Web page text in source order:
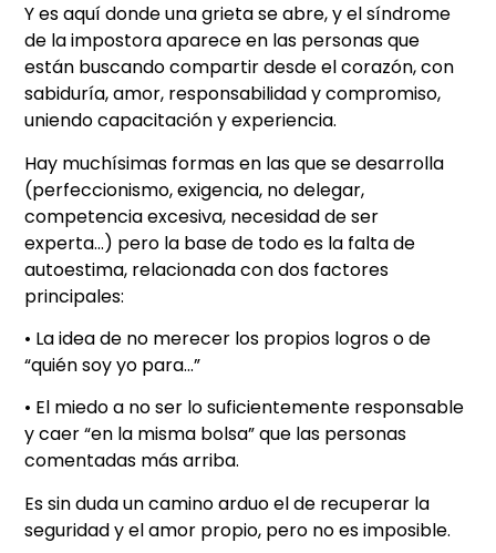
Y es aquí donde una grieta se abre, y el síndrome
de la impostora aparece en las personas que
están buscando compartir desde el corazón, con
sabiduría, amor, responsabilidad y compromiso,
uniendo capacitación y experiencia.
Hay muchísimas formas en las que se desarrolla
(perfeccionismo, exigencia, no delegar,
competencia excesiva, necesidad de ser
experta…) pero la base de todo es la falta de
autoestima, relacionada con dos factores
principales:
• La idea de no merecer los propios logros o de
“quién soy yo para…”
• El miedo a no ser lo suficientemente responsable
y caer “en la misma bolsa” que las personas
comentadas más arriba.
Es sin duda un camino arduo el de recuperar la
seguridad y el amor propio, pero no es imposible.